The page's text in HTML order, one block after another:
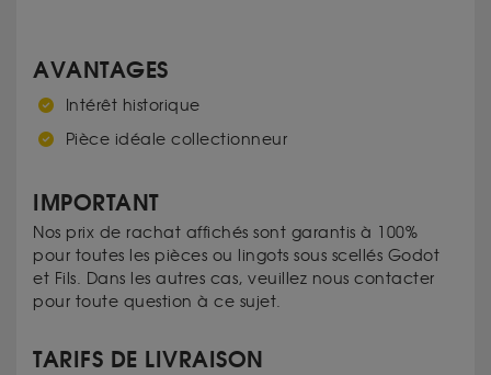
AVANTAGES
Intérêt historique
Pièce idéale collectionneur
IMPORTANT
Nos prix de rachat affichés sont garantis à 100%
pour toutes les pièces ou lingots sous scellés Godot
et Fils. Dans les autres cas, veuillez nous contacter
pour toute question à ce sujet.
TARIFS DE LIVRAISON